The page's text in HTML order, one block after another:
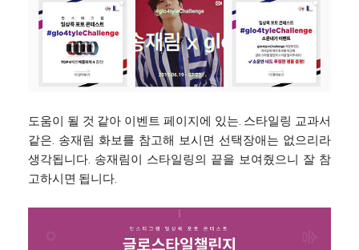
도움이 될 것 같아 이벤트 페이지에 있는. 스타일링 교과서
같은. 송재림 화보를 참고해 보시면 선택장애는 없으리라
생각됩니다. 송재림이 스타일링의 끝을 보여줬으니 잘 참
고하시면 됩니다.